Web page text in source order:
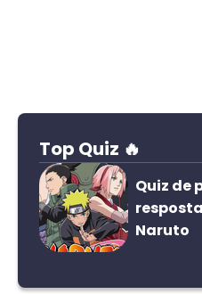
Top Quiz 🔥
Quiz de
Naruto